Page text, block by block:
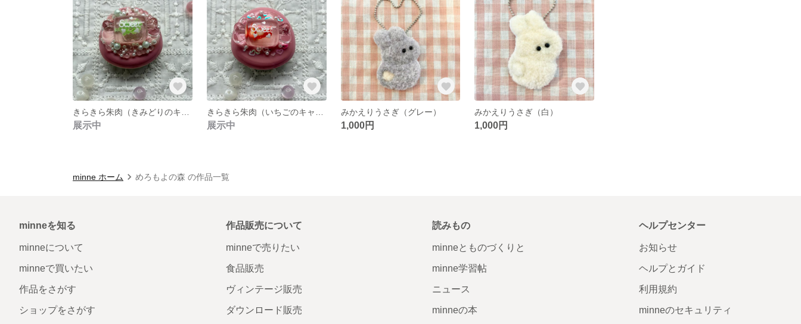
展示中 展示中
みかえりうさぎ（グレー）
1,000円
みかえりうさぎ（白）
1,000円
minne ホーム めろもよの森 の作品一覧
minneを知る
minneについて
minneで買いたい
作品をさがす
ショップをさがす
作品販売について
minneで売りたい
食品販売
ヴィンテージ販売
ダウンロード販売
読みもの
minneとものづくりと
minne学習帖
ニュース
minneの本
ヘルプセンター
お知らせ
ヘルプとガイド
利用規約
minneのセキュリティ